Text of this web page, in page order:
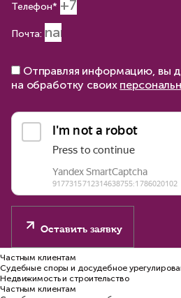
Телефон*
Почта:
Отправляя информацию, вы
на обработку своих
Оставить заявку
Частным клиентам
Судебные споры и досудебное
Недвижимость и строительство
Частным клиентам